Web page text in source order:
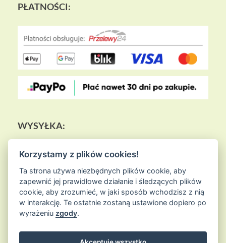
PŁATNOŚCI:
WYSYŁKA:
Korzystamy z plików cookies!
Ta strona używa niezbędnych plików cookie, aby
zapewnić jej prawidłowe działanie i śledzących plików
cookie, aby zrozumieć, w jaki sposób wchodzisz z nią
w interakcję. Te ostatnie zostaną ustawione dopiero po
wyrażeniu zgody.